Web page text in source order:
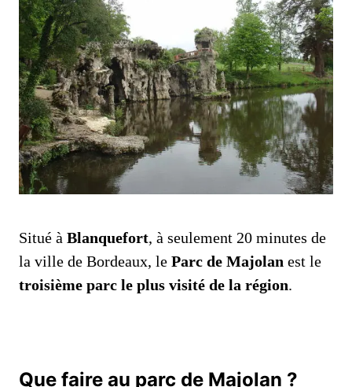
Situé à Blanquefort, à seulement 20 minutes de
la ville de Bordeaux, le Parc de Majolan est le
troisième parc le plus visité de la région.
Que faire au parc de Majolan ?